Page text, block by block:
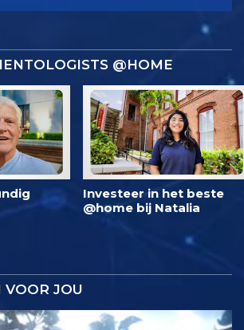
@HOME
Investeer in het beste
@home bij Natalia
VOOR JOU